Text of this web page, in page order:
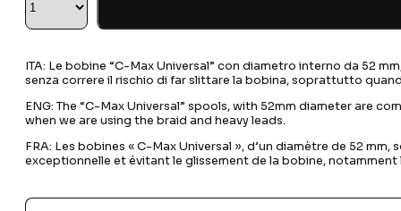
ITA: Le bobine “C-Max Universal” con diametro interno da 52
senza correre il rischio di far slittare la bobina, soprattutto
ENG: The “C-Max Universal” spools, with 52mm diameter are
when we are using the braid and heavy leads.
FRA: Les bobines « C-Max Universal », d’un diamètre de 52
exceptionnelle et évitant le glissement de la bobine,